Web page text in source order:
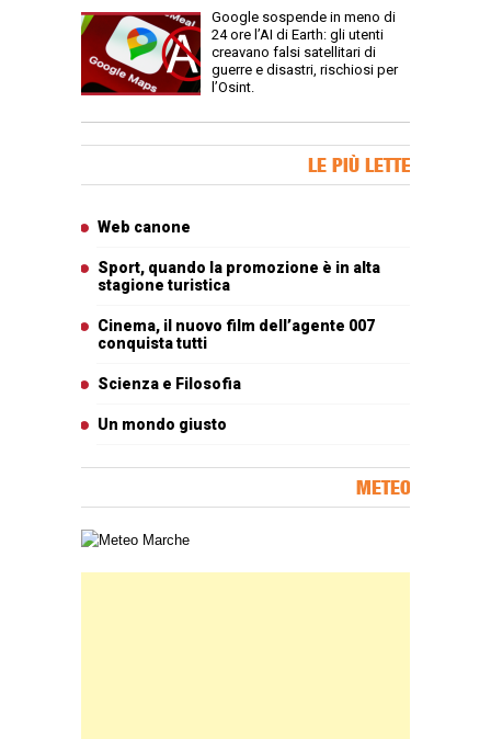
Google sospende in meno di
24 ore l’AI di Earth: gli utenti
creavano falsi satellitari di
guerre e disastri, rischiosi per
l’Osint.
LE PIÙ LETTE
Web canone
Sport, quando la promozione è in alta
stagione turistica
Cinema, il nuovo film dell’agente 007
conquista tutti
Scienza e Filosofia
Un mondo giusto
METEO
Carta meteorologica delle Marche